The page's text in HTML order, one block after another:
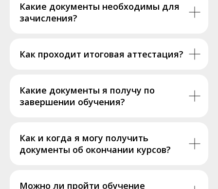
Какие документы необходимы для
зачисления?
Как проходит итоговая аттестация?
Какие документы я получу по
завершении обучения?
Как и когда я могу получить
документы об окончании курсов?
Можно ли пройти обучение